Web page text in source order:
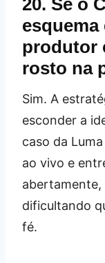
produtor
rosto na
Sim. A
esconder a
caso da
ao vivo e
dificultando
fé.